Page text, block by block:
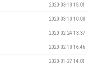
2020-03-10 15:01
2020-03-10 10:00
2020-02-24 13:37
2020-02-10 16:46
2020-01-27 14:01